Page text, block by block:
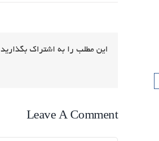
این مطلب را به اشتراک بگذارید
Leave A Comment